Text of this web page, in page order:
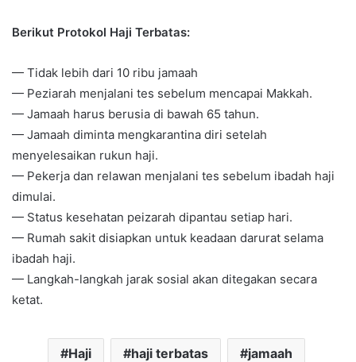
Berikut Protokol Haji Terbatas:
— Tidak lebih dari 10 ribu jamaah
— Peziarah menjalani tes sebelum mencapai Makkah.
— Jamaah harus berusia di bawah 65 tahun.
— Jamaah diminta mengkarantina diri setelah
menyelesaikan rukun haji.
— Pekerja dan relawan menjalani tes sebelum ibadah haji
dimulai.
— Status kesehatan peizarah dipantau setiap hari.
— Rumah sakit disiapkan untuk keadaan darurat selama
ibadah haji.
— Langkah-langkah jarak sosial akan ditegakan secara
ketat.
Haji haji terbatas jamaah